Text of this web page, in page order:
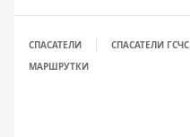
СПАСАТЕЛИ СПАСАТЕЛИ ГСЧС
МАРШРУТКИ